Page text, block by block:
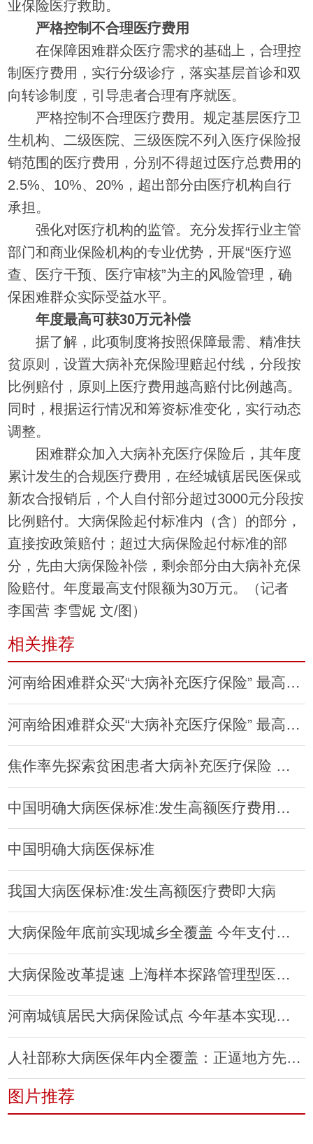
业保险医疗救助。
严格控制不合理医疗费用
在保障困难群众医疗需求的基础上，合理控
制医疗费用，实行分级诊疗，落实基层首诊和双
向转诊制度，引导患者合理有序就医。
严格控制不合理医疗费用。规定基层医疗卫
生机构、二级医院、三级医院不列入医疗保险报
销范围的医疗费用，分别不得超过医疗总费用的
2.5%、10%、20%，超出部分由医疗机构自行
承担。
强化对医疗机构的监管。充分发挥行业主管
部门和商业保险机构的专业优势，开展“医疗巡
查、医疗干预、医疗审核”为主的风险管理，确
保困难群众实际受益水平。
年度最高可获30万元补偿
据了解，此项制度将按照保障最需、精准扶
贫原则，设置大病补充保险理赔起付线，分段按
比例赔付，原则上医疗费用越高赔付比例越高。
同时，根据运行情况和筹资标准变化，实行动态
调整。
困难群众加入大病补充医疗保险后，其年度
累计发生的合规医疗费用，在经城镇居民医保或
新农合报销后，个人自付部分超过3000元分段按
比例赔付。大病保险起付标准内（含）的部分，
直接按政策赔付；超过大病保险起付标准的部
分，先由大病保险补偿，剩余部分由大病补充保
险赔付。年度最高支付限额为30万元。（记者
李国营 李雪妮 文/图）
相关推荐
河南给困难群众买“大病补充医疗保险” 最高报90%
河南给困难群众买“大病补充医疗保险” 最高报90%无封顶
焦作率先探索贫困患者大病补充医疗保险 可享“第三次”报销
中国明确大病医保标准:发生高额医疗费用就是大病
中国明确大病医保标准
我国大病医保标准:发生高额医疗费即大病
大病保险年底前实现城乡全覆盖 今年支付比50%以上
大病保险改革提速 上海样本探路管理型医疗模式
河南城镇居民大病保险试点 今年基本实现全覆盖
人社部称大病医保年内全覆盖：正逼地方先动手
图片推荐